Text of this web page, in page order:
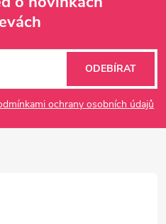
ochrany osobních údajů
ODEBÍRAT